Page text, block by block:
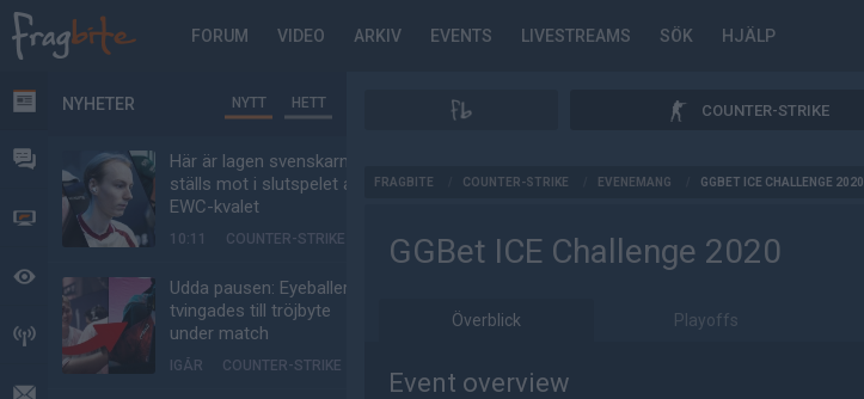
FORUM VIDEO ARKIV EVENTS LIVESTREAMS SÖK HJÄLP
NYHETER
FORUM
VIDEO
BEVAKAT
HÄNDELSER
NYHETER NYTT HETT
Här är lagen svenskarna
ställs mot i slutspelet av
EWC-kvalet
10:11 COUNTER-STRIKE
Udda pausen: Eyeballers
tvingades till tröjbyte
under match
IGÅR COUNTER-STRIKE
COUNTER-STRIKE
FRAGBITE COUNTER-STRIKE EVENEMANG GGBET ICE CHALLENGE 2020
GGBet ICE Challenge 2020
Överblick Playoffs
Event overview